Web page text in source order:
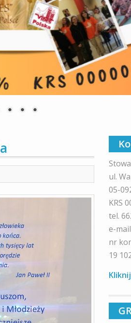
ul.
05-
KRS
tel.
e-
nr
19